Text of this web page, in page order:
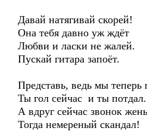
Давай натягивай скорей!
Она тебя давно уж ждёт
Любви и ласки не жалей.
Пускай гитара запоёт.
Представь, ведь мы теперь
Ты гол сейчас и ты потдал.
А вдруг сейчас звонок
Тогда немереный скандал!